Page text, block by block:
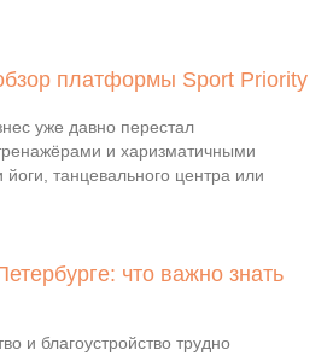
платформы Sport Priority
уже давно перестал
и харизматичными
йоги, танцевального центра или
что важно знать
и благоустройство трудно